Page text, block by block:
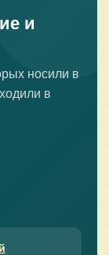
и
носили в
в